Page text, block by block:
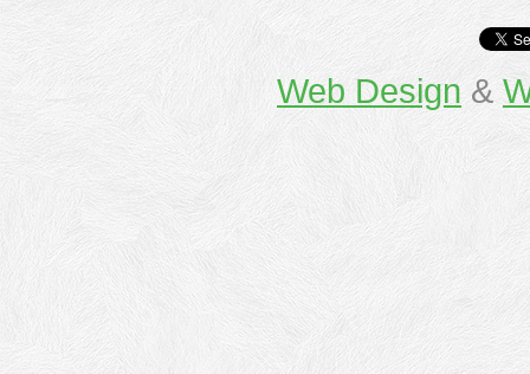
Web Design &